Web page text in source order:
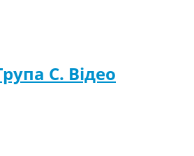
C. Відео